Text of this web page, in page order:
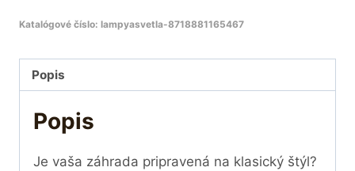
Katalógové číslo: lampyasvetla-8718881165467
Popis
Popis
Je vaša záhrada pripravená na klasický štýl?